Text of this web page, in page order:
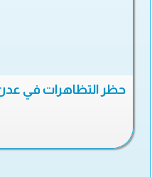
حظر التظاهرات في عدن